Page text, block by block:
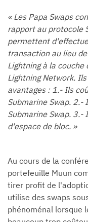
« Les Papa Swaps
rapport au protocole
permettent
transaction au lieu
Lightning à la couche
Lightning Network.
avantages : 1.- Ils
Submarine Swap. 2.-
Submarine Swap.
d'espace de bloc. »
Au cours de la
portefeuille Muun
tirer profit de
utilise des swaps
phénoménal lorsque